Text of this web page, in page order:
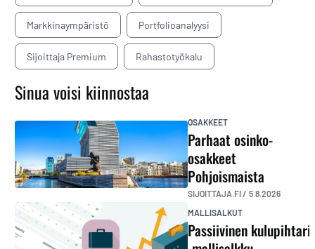
Markkinaympäristö Portfolioanalyysi
Sijoittaja Premium Rahastotyökalu
Sinua voisi kiinnostaa
OSAKKEET
Parhaat osinko-
osakkeet
Pohjoismaista
SIJOITTAJA.FI / 5.8.2026
MALLISALKUT
Passiivinen kulupihtari